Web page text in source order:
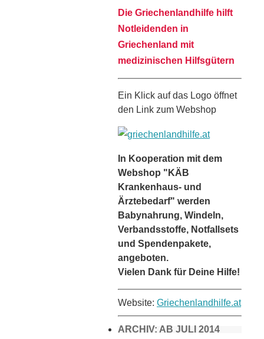
Die Griechenlandhilfe hilft
Notleidenden in
Griechenland mit
medizinischen Hilfsgütern
Ein Klick auf das Logo öffnet
den Link zum Webshop
In Kooperation mit dem
Webshop "KÄB
Krankenhaus- und
Ärztebedarf" werden
Babynahrung, Windeln,
Verbandsstoffe, Notfallsets
und Spendenpakete,
angeboten.
Vielen Dank für Deine Hilfe!
Website: Griechenlandhilfe.at
ARCHIV: AB JULI 2014